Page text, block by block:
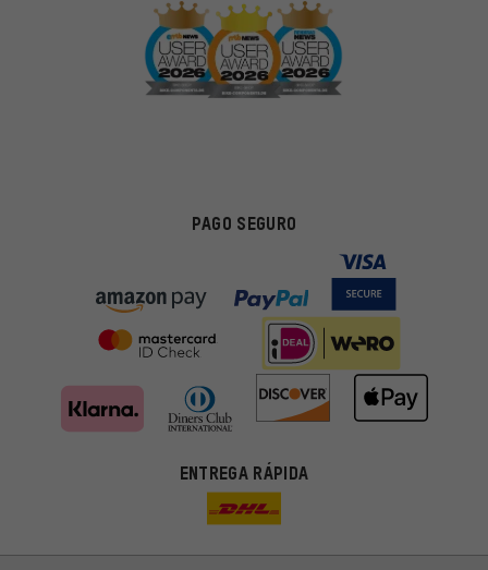
PAGO SEGURO
ENTREGA RÁPIDA